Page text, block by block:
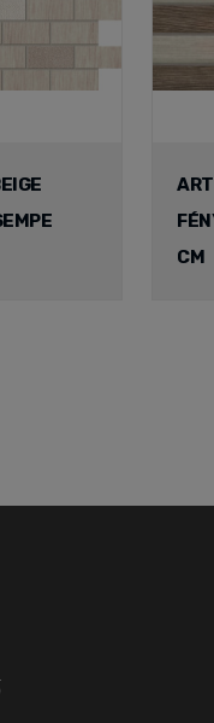
CM